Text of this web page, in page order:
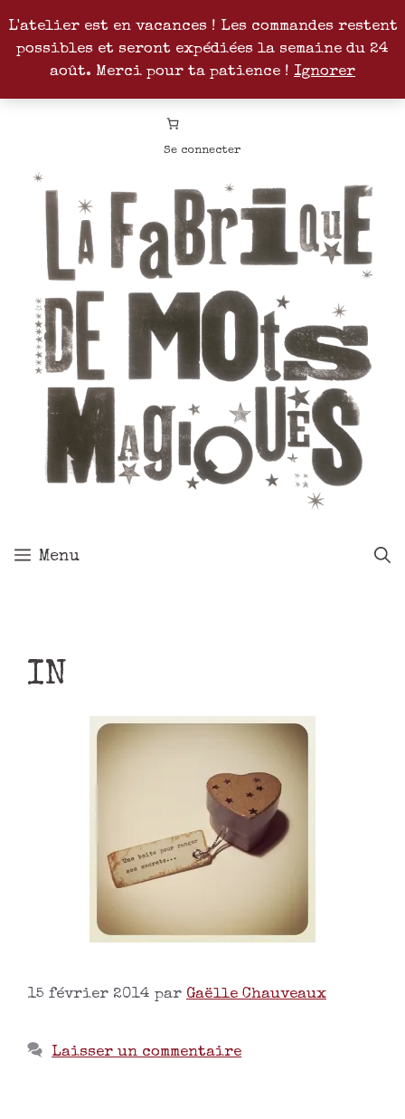
L'atelier est en vacances ! Les commandes restent
possibles et seront expédiées la semaine du 24
août. Merci pour ta patience ! Ignorer
InstagramPinterest Patreon
Se connecter
Menu
IN
15 février 2014 par Gaëlle Chauveaux
Laisser un commentaire